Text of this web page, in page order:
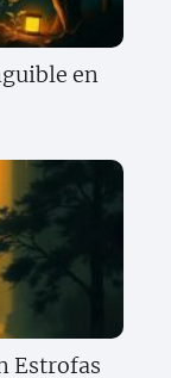
en
Estrofas